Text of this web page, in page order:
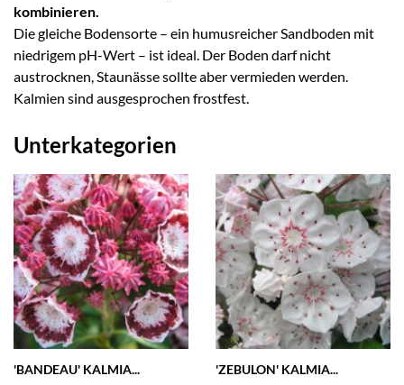
kombinieren.
Die gleiche Bodensorte – ein humusreicher Sandboden mit
niedrigem pH-Wert – ist ideal. Der Boden darf nicht
austrocknen, Staunässe sollte aber vermieden werden.
Kalmien sind ausgesprochen frostfest.
Unterkategorien
'BANDEAU' KALMIA... 'ZEBULON' KALMIA...